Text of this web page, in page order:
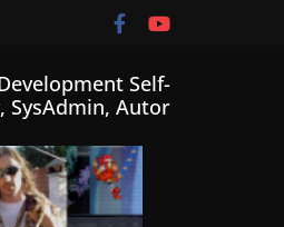
Self-
SysAdmin, Autor